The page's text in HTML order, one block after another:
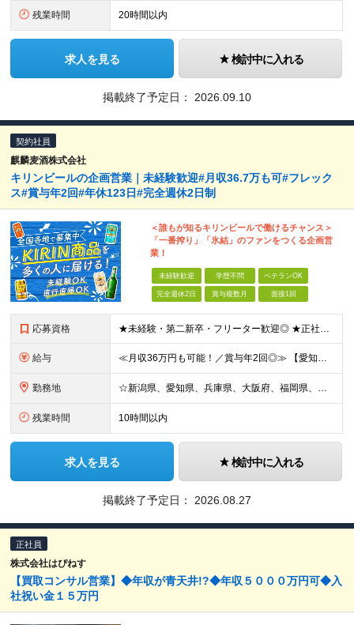
残業時間 20時間以内
求人を見る 検討中に入れる
掲載終了予定日： 2026.09.10
契約社員
麒麟麦酒株式会社
キリンビールの企画営業｜未経験歓迎#月収36.7万も可#フレック
ス#賞与年2回#年休123日#完全週休2日制
＜誰もが知るキリンビールで働けるチャンス＞
「一番搾り」「氷結」のファンをつくる企画営
業！
未経験歓迎 学歴不問 ベテランOK
完全週休2日 賞与複数月 面接1回
応募資格 ★未経験・第二新卒・フリーター歓迎◎ ★正社員登用制度あり ※顧客折衝のアルバイトまたは社員経験をお持ちの方（学生時代の経験でもOK） ※学歴不問 ～～こんな方を歓迎します～～ □安定した環境で働き
給与 ≪月収36万円も可能！／賞与年2回◎≫ 【愛知】★月収36.7万円も可能 月給32万7000円～＋賞与年2回＋各種手当 【大阪・兵庫・新潟】★月収34.7万円も可能 月給30万7000円～＋賞与年
勤務地 ☆新潟県、愛知県、兵庫県、大阪府、福岡県、大分県 ☆出社は月1回～週1回程度◎直行直帰OK！ ☆マイカー使用または社用車貸与あり アクセスのしやすさやあなたの希望を考慮し、配属先や担当店舗を決定しま
残業時間 10時間以内
求人を見る 検討中に入れる
掲載終了予定日： 2026.08.27
正社員
株式会社はぴねす
【買取コンサル営業】◆年収が青天井!?◆年収５０００万円可◆入
社祝い金１５万円